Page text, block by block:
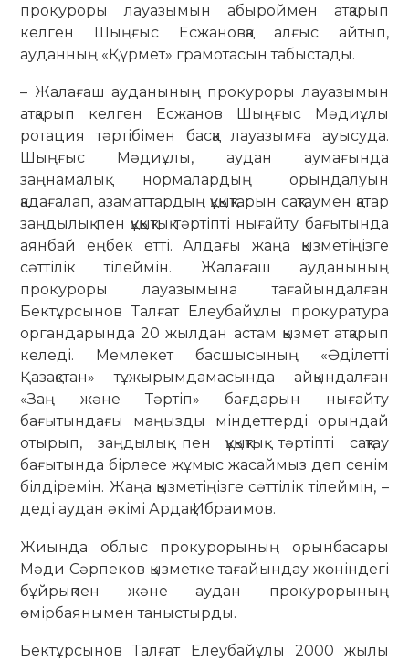
прокуроры лауазымын абыроймен атқарып
келген Шыңғыс Есжановқа алғыс айтып,
ауданның «Құрмет» грамотасын табыстады.
– Жалағаш ауданының прокуроры лауазымын
атқарып келген Есжанов Шыңғыс Мәдиұлы
ротация тәртібімен басқа лауазымға ауысуда.
Шыңғыс Мәдиұлы, аудан аумағында
заңнамалық нормалардың орындалуын
қадағалап, азаматтардың құқықтарын сақтаумен қатар
заңдылық пен құқықтық тәртіпті нығайту бағытында
аянбай еңбек етті. Алдағы жаңа қызметіңізге
сәттілік тілеймін. Жалағаш ауданының
прокуроры лауазымына тағайындалған
Бектұрсынов Талғат Елеубайұлы прокуратура
органдарында 20 жылдан астам қызмет атқарып
келеді. Мемлекет басшысының «Әділетті
Қазақстан» тұжырымдамасында айқындалған
«Заң және Тәртіп» бағдарын нығайту
бағытындағы маңызды міндеттерді орындай
отырып, заңдылық пен құқықтық тәртіпті сақтау
бағытында бірлесе жұмыс жасаймыз деп сенім
білдіремін. Жаңа қызметіңізге сәттілік тілеймін, –
деді аудан әкімі Ардақ Ибраимов.
Жиында облыс прокурорының орынбасары
Мәди Сәрпеков қызметке тағайындау жөніндегі
бұйрықпен және аудан прокурорының
өмірбаянымен таныстырды.
Бектұрсынов Талғат Елеубайұлы 2000 жылы